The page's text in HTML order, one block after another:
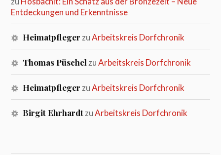
Entdeckungen und Erkenntnisse
HeimatpflegerzuArbeitskreis Dorfchronik
Thomas PüschelzuArbeitskreis Dorfchronik
HeimatpflegerzuArbeitskreis Dorfchronik
Birgit EhrhardtzuArbeitskreis Dorfchronik